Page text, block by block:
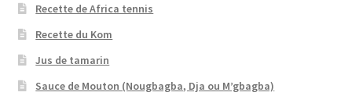
Recette de Africa tennis
Recette du Kom
Jus de tamarin
Sauce de Mouton (Nougbagba, Dja ou M’gbagba)